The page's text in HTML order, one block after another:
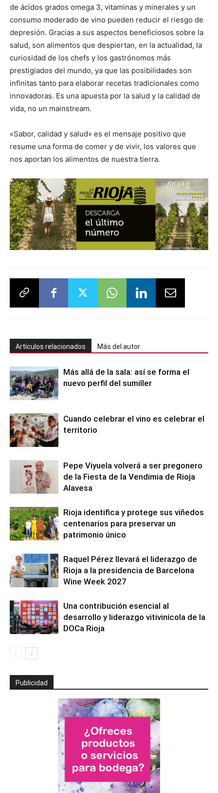
de ácidos grados omega 3, vitaminas y minerales y un
consumo moderado de vino pueden reducir el riesgo de
depresión. Gracias a sus aspectos beneficiosos sobre la
salud, son alimentos que despiertan, en la actualidad, la
curiosidad de los chefs y los gastrónomos más
prestigiados del mundo, ya que las posibilidades son
infinitas tanto para elaborar recetas tradicionales como
innovadoras. Es una apuesta por la salud y la calidad de
vida, no un mainstream.
«Sabor, calidad y salud» es el mensaje positivo que
resume una forma de comer y de vivir, los valores que
nos aportan los alimentos de nuestra tierra.
Artículos relacionados Más del autor
Más allá de la sala: así se forma el
nuevo perfil del sumiller
Cuando celebrar el vino es celebrar el
territorio
Pepe Viyuela volverá a ser pregonero
de la Fiesta de la Vendimia de Rioja
Alavesa
Rioja identifica y protege sus viñedos
centenarios para preservar un
patrimonio único
Raquel Pérez llevará el liderazgo de
Rioja a la presidencia de Barcelona
Wine Week 2027
Una contribución esencial al
desarrollo y liderazgo vitivinícola de la
DOCa Rioja
Publicidad